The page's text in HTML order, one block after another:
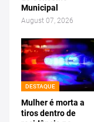
Municipal
August 07, 2026
DESTAQUE
Mulher é morta a
tiros dentro de